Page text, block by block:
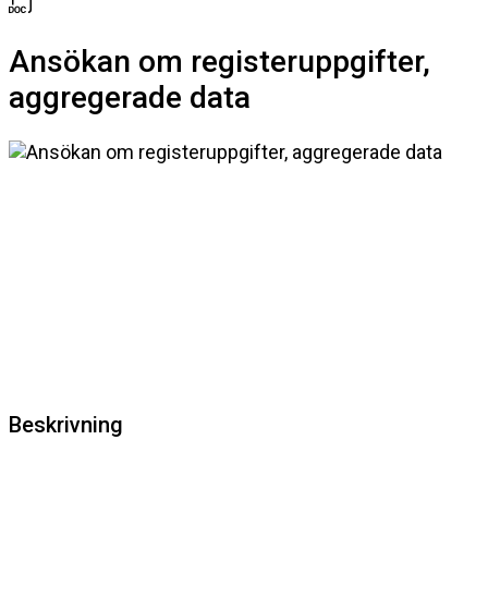
Ansökan om registeruppgifter,
aggregerade data
Beskrivning